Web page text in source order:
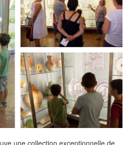
une collection exceptionnelle de